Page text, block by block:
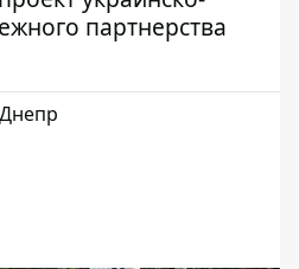
партнерства